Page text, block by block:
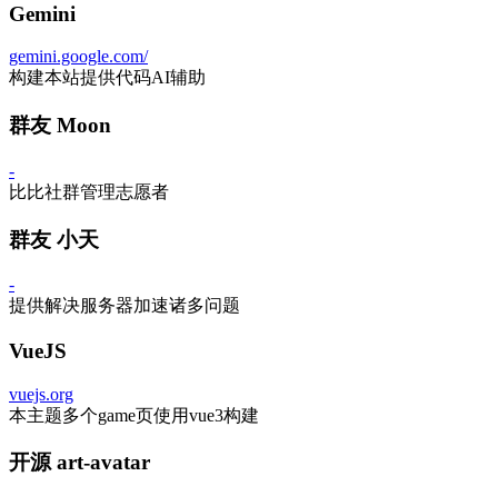
Gemini
gemini.google.com/
构建本站提供代码AI辅助
群友 Moon
-
比比社群管理志愿者
群友 小天
-
提供解决服务器加速诸多问题
VueJS
vuejs.org
本主题多个game页使用vue3构建
开源 art-avatar